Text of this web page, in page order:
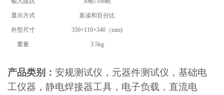
显示方式 直读和百分比
外型尺寸 350×110×340（mm)
重量 3.5kg
产品类别：安规测试仪，元器件测试仪，基础电
工仪器，静电焊接器工具，电子负载，直流电